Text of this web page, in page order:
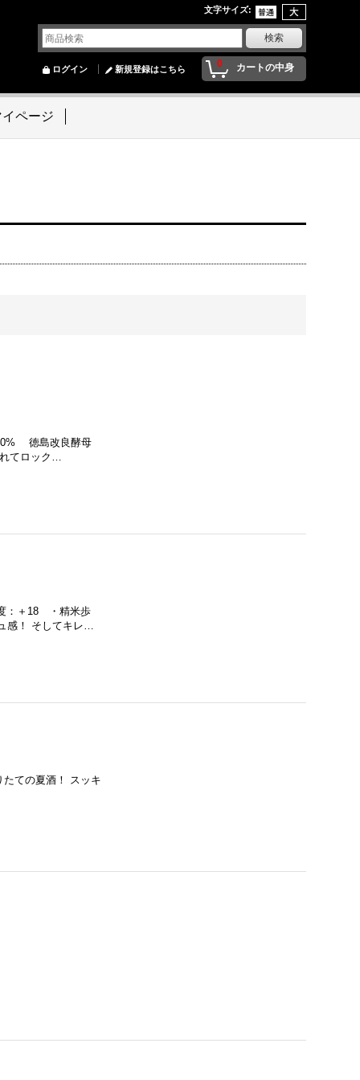
文字サイズ:
0 カートの中身
ログイン 新規登録はこちら
イページ
徳島改良酵母
てロック…
＋18 ・精米歩
感！ そしてキレ…
ての夏酒！ スッキ